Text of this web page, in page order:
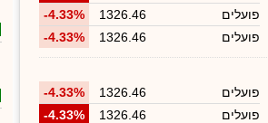
פועלים
1326.46
-4.33%
פועלים
1326.46
-4.33%
פועלים 1326.46
-4.33%
פועלים
1326.46
-4.33%